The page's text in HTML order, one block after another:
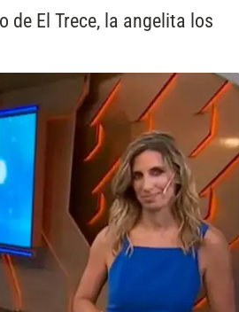
El Trece, la angelita los